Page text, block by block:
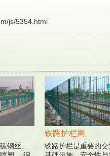
js/5354.html
丝、
铁路护栏网
铁路护栏是重要的交通